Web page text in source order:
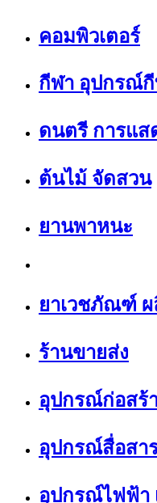
คอมพิวเตอร์
กีฬา อุปกรณ์
ดนตรี การแส
ต้นไม้ จัดสวน
ยานพาหนะ
ยาเวชภัณฑ์
ร้านขายส่ง
อุปกรณ์ก่อสร้
อุปกรณ์สื่อสา
อุปกรณ์ไฟฟ้า